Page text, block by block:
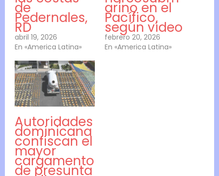
de
Pedernales,
RD
abril 19, 2026
En «America Latina»
arino en el
Pacífico,
según video
febrero 20, 2026
En «America Latina»
Autoridades
dominicana
confiscan el
mayor
cargamento
de presunta